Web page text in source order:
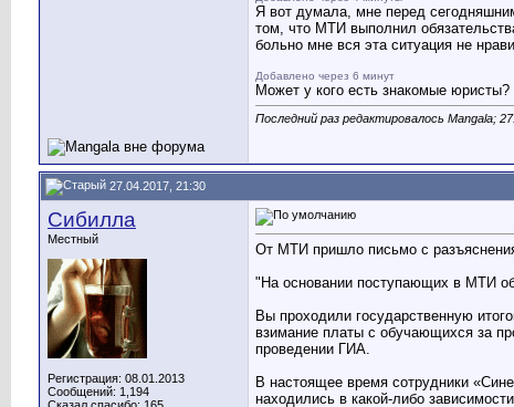
Я вот думала, мне перед
том, что МТИ выполнил
больно мне вся эта ситуация не
Добавлено через 6 минут
Может у кого есть знакомые юристы?
Последний раз редактировалось Mangala;
27.04.2017, 21:30
Сибилла
Местный
Регистрация: 08.01.2013
Сообщений: 1,194
От МТИ пришло письмо с
"На основании поступающих в МТИ
Вы проходили государственную
взимание платы с обучающихся за
проведении ГИА.
В настоящее время сотрудники
находились в какой-либо